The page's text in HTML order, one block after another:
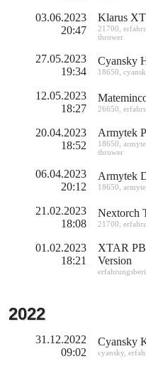
03.06.2023
20:47
Klarus
21700
thrower
27.05.2023
19:34
Cyansky
18650
12.05.2023
18:27
26650
20.04.2023
18:52
Armytek
18650
thrower
06.04.2023
20:12
Armytek
18650
21.02.2023
18:08
Nextorch
21700
01.02.2023
18:21
XTAR
Version
2022
31.12.2022
09:02
Cyansky
cyansky,